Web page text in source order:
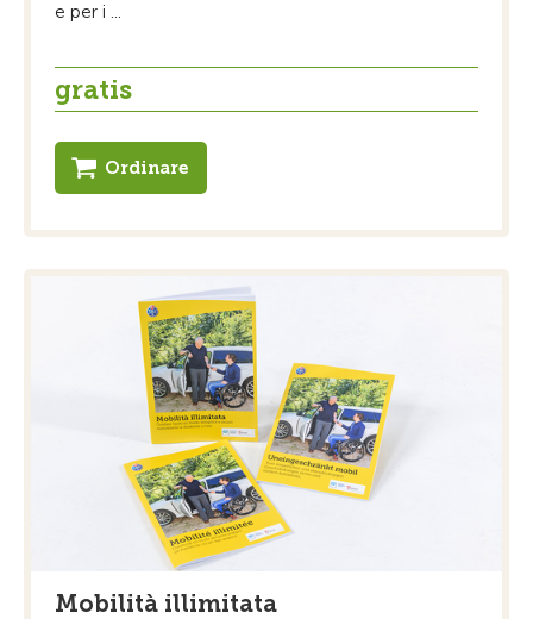
e per i ...
gratis
Ordinare
Mobilità illimitata